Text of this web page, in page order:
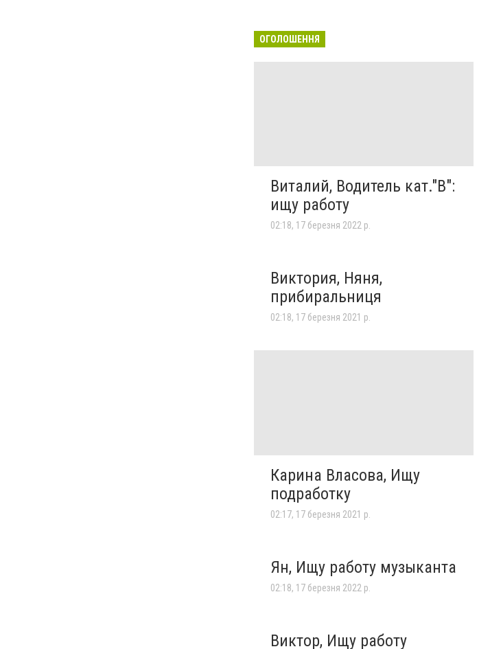
ОГОЛОШЕННЯ
Виталий, Водитель кат."В":
ищу работу
02:18, 17 березня 2022 р.
Виктория, Няня,
прибиральниця
02:18, 17 березня 2021 р.
Карина Власова, Ищу
подработку
02:17, 17 березня 2021 р.
Ян, Ищу работу музыканта
02:18, 17 березня 2022 р.
Виктор, Ищу работу